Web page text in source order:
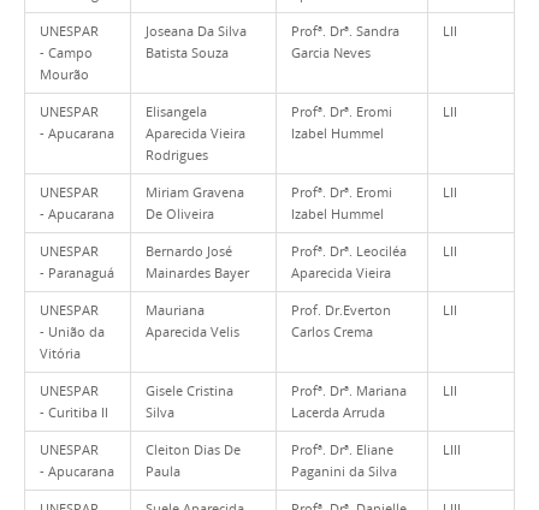
UNESPAR
- Campo
Mourão
Joseana Da Silva
Batista Souza
Profª. Drª. Sandra
Garcia Neves
LII
UNESPAR
- Apucarana
Elisangela
Aparecida Vieira
Rodrigues
Profª. Drª. Eromi
Izabel Hummel
LII
UNESPAR
- Apucarana
Miriam Gravena
De Oliveira
Profª. Drª. Eromi
Izabel Hummel
LII
UNESPAR
- Paranaguá
Bernardo José
Mainardes Bayer
Profª. Drª. Leociléa
Aparecida Vieira
LII
UNESPAR
- União da
Vitória
Mauriana
Aparecida Velis
Prof. Dr.Everton
Carlos Crema
LII
UNESPAR
- Curitiba II
Gisele Cristina
Silva
Profª. Drª. Mariana
Lacerda Arruda
LII
UNESPAR
- Apucarana
Cleiton Dias De
Paula
Profª. Drª. Eliane
Paganini da Silva
LIII